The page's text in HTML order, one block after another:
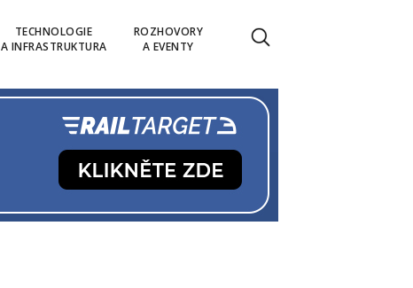
TECHNOLOGIE
A INFRASTRUKTURA
ROZHOVORY
A EVENTY